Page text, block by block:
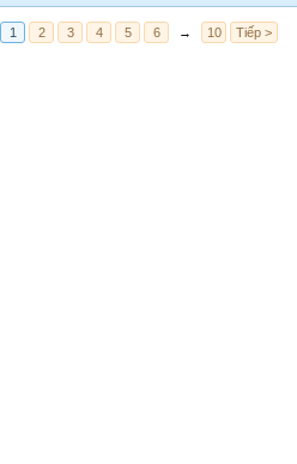
1 2 3 4 5 6 → 10 Tiếp >